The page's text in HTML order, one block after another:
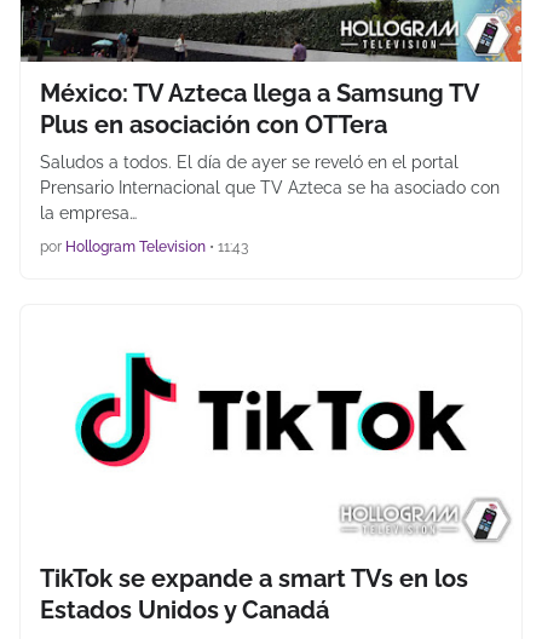
México: TV Azteca llega a Samsung TV
Plus en asociación con OTTera
Saludos a todos. El día de ayer se reveló en el portal
Prensario Internacional que TV Azteca se ha asociado con
la empresa…
por Hollogram Television • 11:43
TikTok se expande a smart TVs en los
Estados Unidos y Canadá